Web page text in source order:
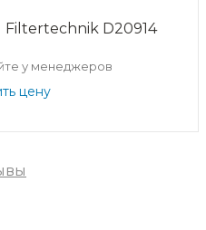
D20914
у менеджеров
цену